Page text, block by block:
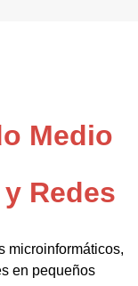
Medio
Redes
microinformáticos,
en pequeños